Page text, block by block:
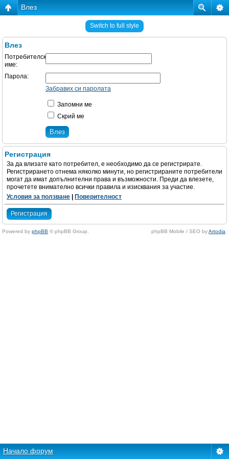
Влез
Switch to full style
Влез
Потребителско
име:
Парола:
Забравих си паролата
Запомни ме
Скрий ме
Регистрация
За да влизате като потребител, е необходимо да се регистрирате.
Регистрирането отнема няколко минути, но регистрираните потребители
могат да имат допълнителни права и възможности. Преди да влезете,
прочетете внимателно всички правила и изисквания за участие.
Условия за ползване
Поверителност
Регистрация
Powered by phpBB © phpBB Group. phpBB Mobile / SEO byArtodia
Начало форум